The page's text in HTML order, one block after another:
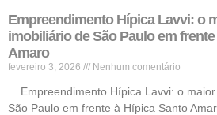
Empreendimento Hípica Lavvi: o
imobiliário de São Paulo em
Amaro
fevereiro 3, 2026 Nenhum comentário
Empreendimento Hípica Lavvi: o
São Paulo em frente à Hípica Santo